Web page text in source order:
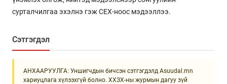
сурталчилгаа эхэлнэ гэж СЕХ-ноос мэдээллээ.
Сэтгэгдэл
АНХААРУУЛГА: Уншигчдын бичсэн сэтгэгдэлд Asuudal.mn
хариуцлага хүлээхгүй болно. ХХЗХ-ны журмын дагуу зүй